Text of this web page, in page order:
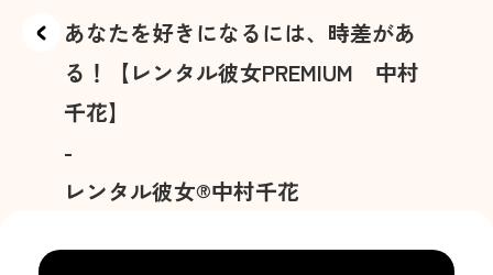
あなたを好きになるには、時差があ
る！【レンタル彼女PREMIUM 中村
千花】
-
レンタル彼女®中村千花